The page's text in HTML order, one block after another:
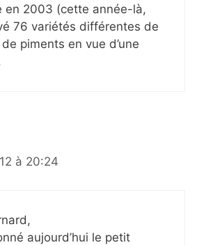
en 2003 (cette année-là,
76 variétés différentes de
piments en vue d’une
à 20:24
aujourd’hui le petit